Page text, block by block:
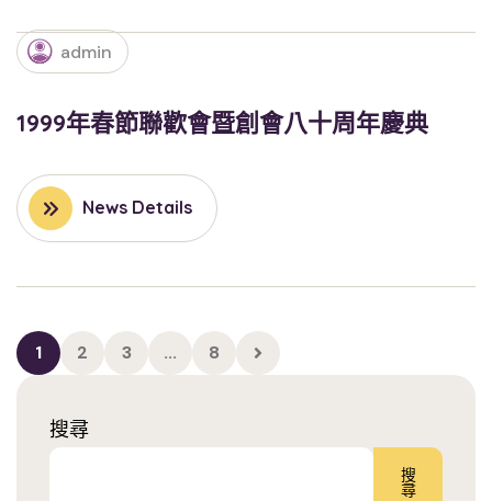
admin
1999年春節聯歡會暨創會八十周年慶典
News Details
1 2 3 ... 8
搜尋
搜
尋